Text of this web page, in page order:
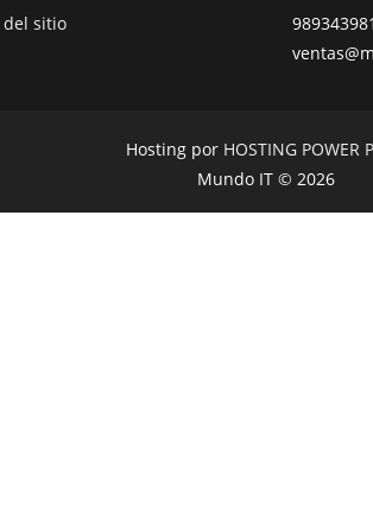
del sitio
Hosting por HOSTING POWER
Mundo IT © 2026